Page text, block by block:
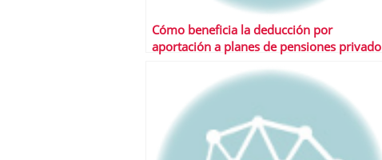
Cómo beneficia la deducción por
aportación a planes de pensiones privado